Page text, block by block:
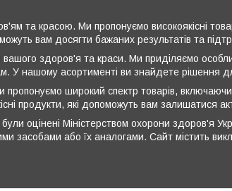
та красою. Ми пропонуємо високоякісні
вам досягти бажаних результатів та
здоров'я та краси. Ми приділяємо
нашому асортименті ви знайдете рішення
широкий спектр товарів,
продукти, які допоможуть вам залишатися
оцінені Міністерством охорони здоров'я
засобами або їх аналогами. Сайт містить